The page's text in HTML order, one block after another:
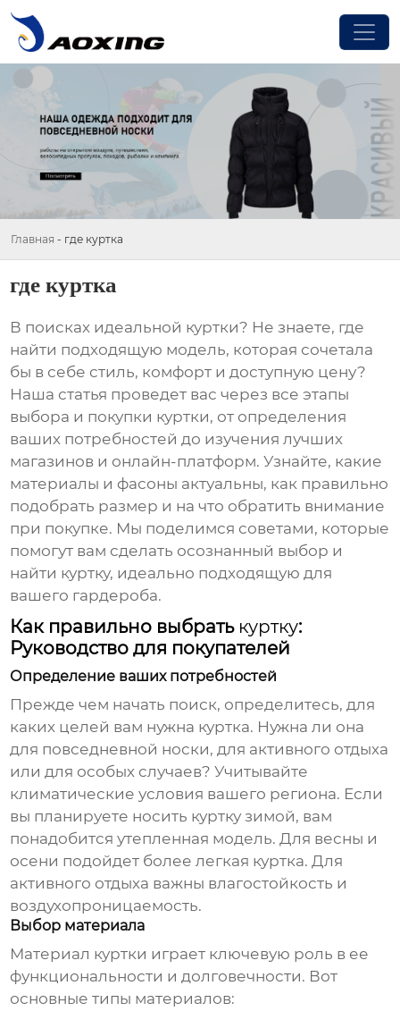
Главная - где куртка
где куртка
В поисках идеальной куртки? Не знаете, где
найти подходящую модель, которая сочетала
бы в себе стиль, комфорт и доступную цену?
Наша статья проведет вас через все этапы
выбора и покупки куртки, от определения
ваших потребностей до изучения лучших
магазинов и онлайн-платформ. Узнайте, какие
материалы и фасоны актуальны, как правильно
подобрать размер и на что обратить внимание
при покупке. Мы поделимся советами, которые
помогут вам сделать осознанный выбор и
найти куртку, идеально подходящую для
вашего гардероба.
Как правильно выбрать куртку:
Руководство для покупателей
Определение ваших потребностей
Прежде чем начать поиск, определитесь, для
каких целей вам нужна куртка. Нужна ли она
для повседневной носки, для активного отдыха
или для особых случаев? Учитывайте
климатические условия вашего региона. Если
вы планируете носить куртку зимой, вам
понадобится утепленная модель. Для весны и
осени подойдет более легкая куртка. Для
активного отдыха важны влагостойкость и
воздухопроницаемость.
Выбор материала
Материал куртки играет ключевую роль в ее
функциональности и долговечности. Вот
основные типы материалов: